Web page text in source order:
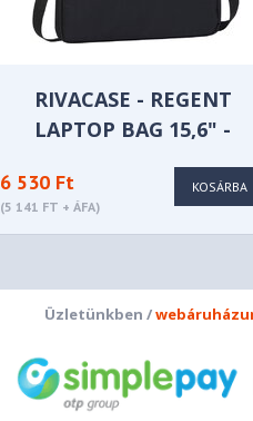
RIVACASE - REGENT
LAPTOP BAG 15,6" -
6 530 Ft
(5 141 FT + ÁFA)
KOSÁRBA
Üzletünkben /